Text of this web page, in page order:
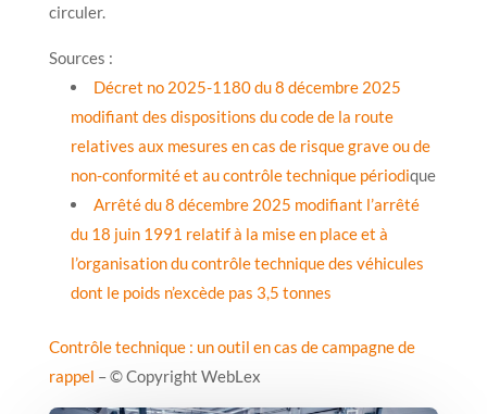
circuler.
Sources :
Décret no 2025-1180 du 8 décembre 2025
modifiant des dispositions du code de la route
relatives aux mesures en cas de risque grave ou de
non-conformité et au contrôle technique périodique
Arrêté du 8 décembre 2025 modifiant l’arrêté
du 18 juin 1991 relatif à la mise en place et à
l’organisation du contrôle technique des véhicules
dont le poids n’excède pas 3,5 tonnes
Contrôle technique : un outil en cas de campagne de
rappel – © Copyright WebLex